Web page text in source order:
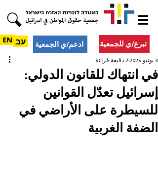
עב ادعم/ي الجمعية EN تبرع/ي للجمعية
في انتهاك للقانون الدولي:
إسرائيل تعدّل القوانين
للسيطرة على الأراضي في
الضفة الغربية
3 يونيو 2025 2 دقيقة قراءة